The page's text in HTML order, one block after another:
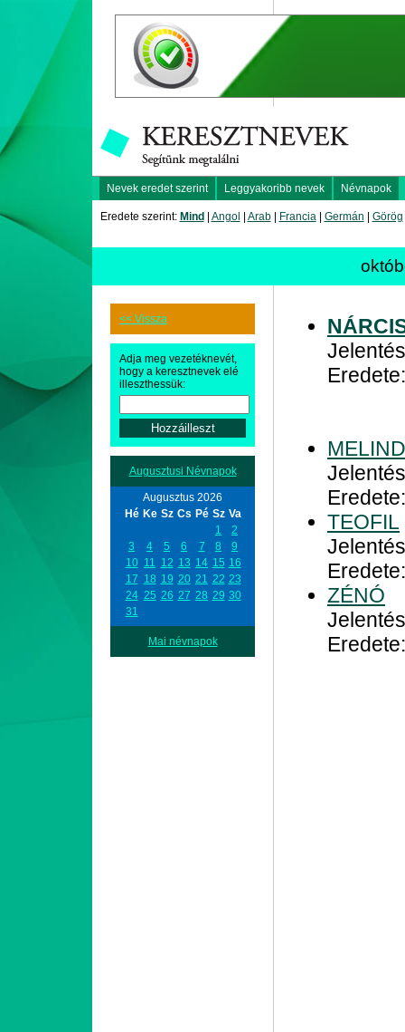
Nevek eredet szerint Leggyakoribb nevek Névnapok
Eredete szerint: Mind Angol Arab| Francia| Germán Görög
<< Vissza
Adja meg vezetéknevét,
hogy a keresztnevek elé
illeszthessük:
Augusztusi Névnapok
Augusztus 2026
Hé Ke Sz Cs Pé Sz Va
1
2
3
4 5 6 7 8
9
10 11 12 13 14 15 16
17 18 19 20 21 22 23
24 25 26 27 28 29 30
31
Mai névnapok
Eredete:
TEOFIL
ZÉNÓ